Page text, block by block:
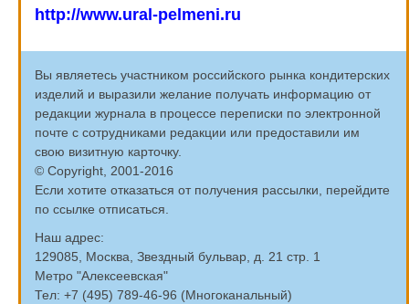
http://www.ural-pelmeni.ru
Вы являетесь участником российского рынка кондитерских
изделий и выразили желание получать информацию от
редакции журнала в процессе переписки по электронной
почте с сотрудниками редакции или предоставили им
свою визитную карточку.
© Copyright, 2001-2016
Если хотите отказаться от получения рассылки, перейдите
по ссылке отписаться.
Наш адрес:
129085, Москва, Звездный бульвар, д. 21 стр. 1
Метро "Алексеевская"
Тел: +7 (495) 789-46-96 (Многоканальный)